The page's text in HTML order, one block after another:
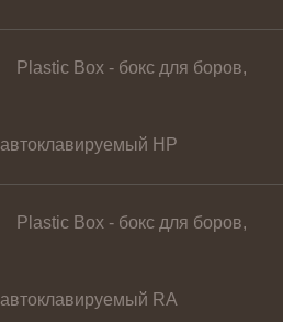
Plastic Box - бокс для боров,
автоклавируемый HP
Plastic Box - бокс для боров,
автоклавируемый RA